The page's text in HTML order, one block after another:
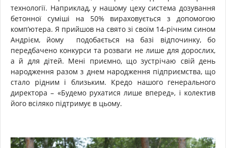
технології. Наприклад, у нашому цеху система дозування
бетонної суміші на 50% вираховується з допомогою
комп’ютера. Я прийшов на свято зі своїм 14-річним сином
Андрієм, йому подобається на базі відпочинку, бо
передбачено конкурси та розваги не лише для дорослих,
а й для дітей. Мені приємно, що зустрічаю свій день
народження разом з днем народження підприємства, що
стало рідним і близьким. Кредо нашого генерального
директора – «Будемо рухатися лише вперед», і колектив
його всіляко підтримує в цьому.